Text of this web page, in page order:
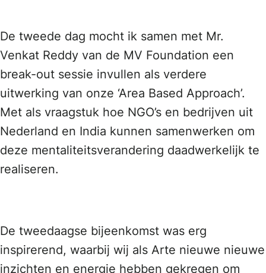
De tweede dag mocht ik samen met Mr.
Venkat Reddy van de MV Foundation een
break-out sessie invullen als verdere
uitwerking van onze ‘Area Based Approach’.
Met als vraagstuk hoe NGO’s en bedrijven uit
Nederland en India kunnen samenwerken om
deze mentaliteitsverandering daadwerkelijk te
realiseren.
De tweedaagse bijeenkomst was erg
inspirerend, waarbij wij als Arte nieuwe nieuwe
inzichten en energie hebben gekregen om